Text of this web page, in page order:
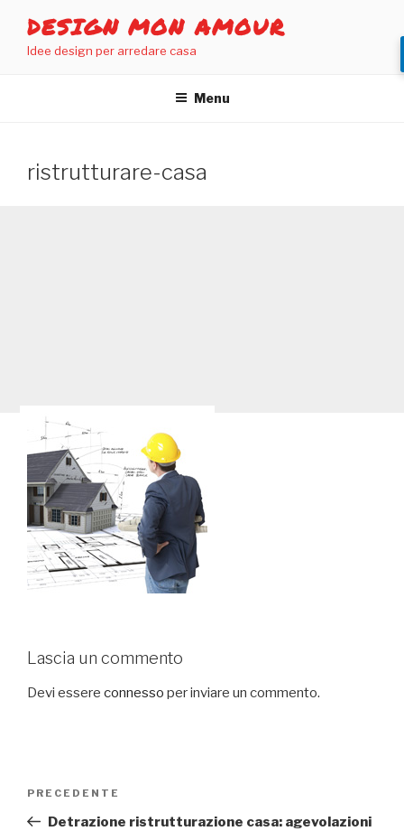
contenuto
DESIGN MON AMOUR
Idee design per arredare casa
Menu
ristrutturare-casa
Lascia un commento
Devi essere connesso per inviare un commento.
Articolo
precedente:
PRECEDENTE
Detrazione ristrutturazione casa: agevolazioni